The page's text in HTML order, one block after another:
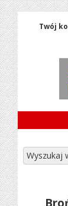
Twój
Wyszukaj